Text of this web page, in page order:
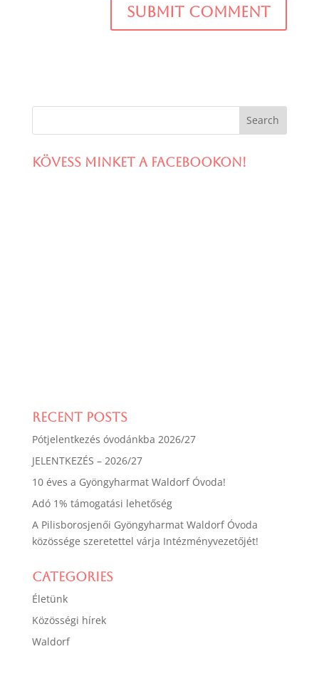
Kövess minket a facebookon!
Recent Posts
Pótjelentkezés óvodánkba 2026/27
JELENTKEZÉS – 2026/27
10 éves a Gyöngyharmat Waldorf Óvoda!
Adó 1% támogatási lehetőség
A Pilisborosjenői Gyöngyharmat Waldorf Óvoda
közössége szeretettel várja Intézményvezetőjét!
Categories
Életünk
Közösségi hírek
Waldorf